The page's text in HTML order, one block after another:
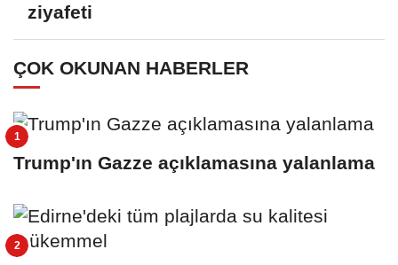
ziyafeti
ÇOK OKUNAN HABERLER
Trump'ın Gazze açıklamasına yalanlama